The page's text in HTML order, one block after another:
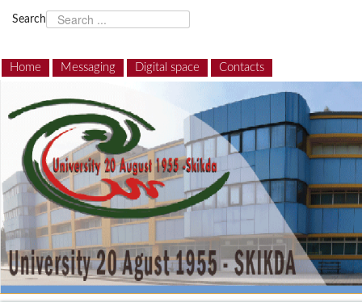
Search
Home Messaging Digital space Contacts